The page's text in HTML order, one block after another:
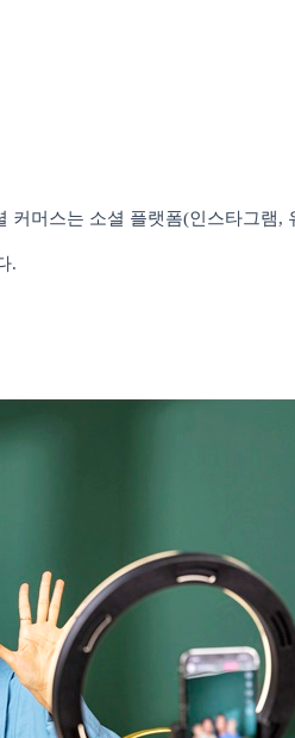
커머스는 소셜 플랫폼(인스타그램,
.